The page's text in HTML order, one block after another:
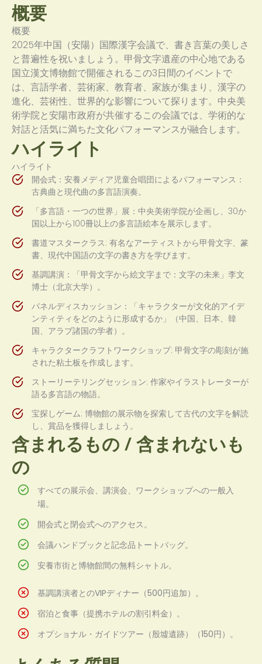
概要
概要
2025年中国（安陽）国際漢字会議で、書き言葉の美しさ
と普遍性を祝いましょう。甲骨文字遺産の中心地である
国立漢文博物館で開催されるこの3日間のイベントで
は、言語学者、芸術家、教育者、家族が集まり、漢字の
進化、芸術性、世界的な影響について探ります。中央美
術学院と安陽市政府が共催するこの会議では、学術的な
対話と活気に満ちた文化パフォーマンスが融合します。
ハイライト
ハイライト
開会式：安養メディア児童合唱団によるパフォーマンス：
古典曲と現代曲の多言語演奏。
「多言語・一つの世界」展：中央美術学院が企画し、30か
国以上から100冊以上の多言語絵本を展示します。
書道マスタークラス: 有名なアーティストから甲骨文字、篆
書、現代中国語の文字の書き方を学びます。
基調講演：「甲骨文字から絵文字まで：文字の未来」李文
博士（北京大学）。
パネルディスカッション：「キャラクターが文化的アイデ
ンティティをどのように形成するか」（中国、日本、韓
国、アラブ諸国の学者）。
キャラクタークラフトワークショップ: 甲骨文字の彫刻が施
された粘土板を作成します。
ストーリーテリングセッション: 作家やイラストレーターが
語る多言語の物語。
宝探しゲーム: 博物館の展示物を探索して古代の文字を解読
し、賞品を獲得しましょう。
含まれるもの / 含まれないも
の
すべての展示会、講演会、ワークショップへの一般入
場。
開会式と閉会式へのアクセス。
会議ハンドブックと記念品トートバッグ。
安養市街と博物館間の無料シャトル。
基調講演者とのVIPディナー（500円追加）。
宿泊と食事（提携ホテルの割引料金）。
オプショナル・ガイドツアー（殷墟遺跡）（150円）。